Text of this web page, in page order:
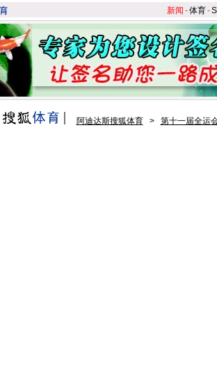
新闻 -体育-S
阿迪达斯搜狐体育 >
第十一届全运